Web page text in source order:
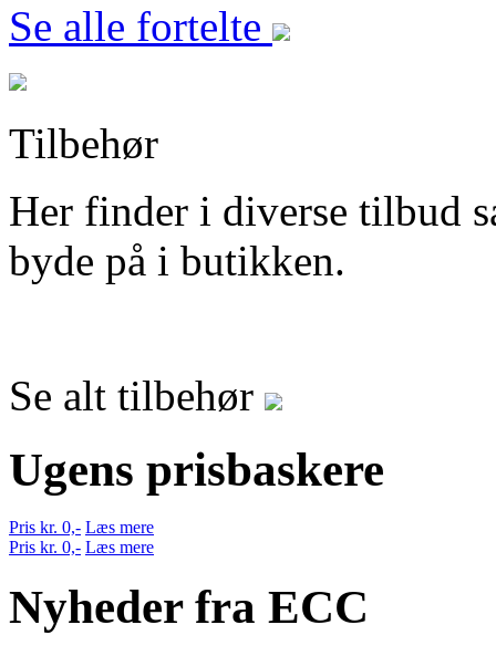
Se alle fortelte
Tilbehør
Her finder i diverse tilbud
byde på i butikken.
Se alt tilbehør
Ugens prisbaskere
Pris kr. 0,- Læs mere
Pris kr. 0,- Læs mere
Nyheder fra ECC